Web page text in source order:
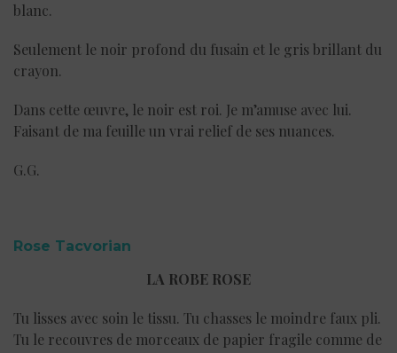
blanc.
Seulement le noir profond du fusain et le gris brillant du
crayon.
Dans cette œuvre, le noir est roi. Je m’amuse avec lui.
Faisant de ma feuille un vrai relief de ses nuances.
G.G.
Rose Tacvorian
LA ROBE ROSE
Tu lisses avec soin le tissu. Tu chasses le moindre faux pli.
Tu le recouvres de morceaux de papier fragile comme de